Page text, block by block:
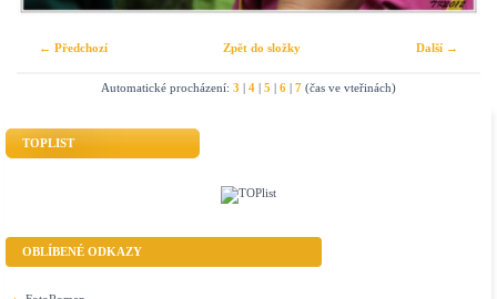
← Předchozí Další →
Zpět do složky
Automatické procházení: 3 | 4 | 5 | 6 | 7 (čas ve vteřinách)
TOPLIST
OBLÍBENÉ ODKAZY